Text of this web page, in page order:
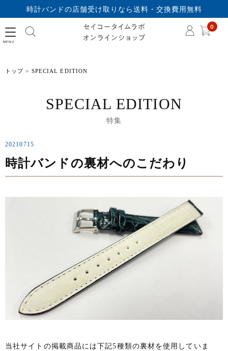
時計バンドの店舗受け取りなら送料・交換費用無料
セイコータイムラボオ
0
トップ SPECIAL EDITION
SPECIAL EDITION
特集
20210715
時計バンドの裏材へのこだわり
当社サイトの掲載商品には下記5種類の裏材を使用していま